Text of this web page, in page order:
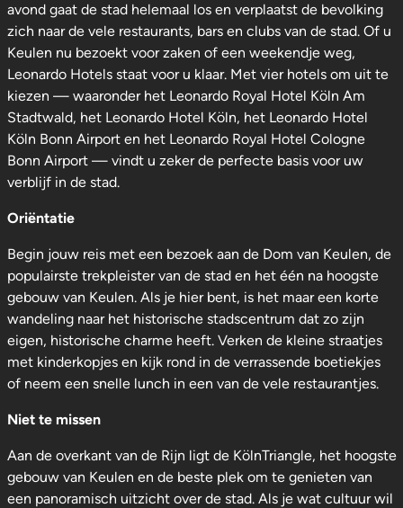
avond gaat de stad helemaal los en verplaatst de bevolking
zich naar de vele restaurants, bars en clubs van de stad. Of u
Keulen nu bezoekt voor zaken of een weekendje weg,
Leonardo Hotels staat voor u klaar. Met vier hotels om uit te
kiezen — waaronder het Leonardo Royal Hotel Köln Am
Stadtwald, het Leonardo Hotel Köln, het Leonardo Hotel
Köln Bonn Airport en het Leonardo Royal Hotel Cologne
Bonn Airport — vindt u zeker de perfecte basis voor uw
verblijf in de stad.
Oriëntatie
Begin jouw reis met een bezoek aan de Dom van Keulen, de
populairste trekpleister van de stad en het één na hoogste
gebouw van Keulen. Als je hier bent, is het maar een korte
wandeling naar het historische stadscentrum dat zo zijn
eigen, historische charme heeft. Verken de kleine straatjes
met kinderkopjes en kijk rond in de verrassende boetiekjes
of neem een snelle lunch in een van de vele restaurantjes.
Niet te missen
Aan de overkant van de Rijn ligt de KölnTriangle, het hoogste
gebouw van Keulen en de beste plek om te genieten van
een panoramisch uitzicht over de stad. Als je wat cultuur wil